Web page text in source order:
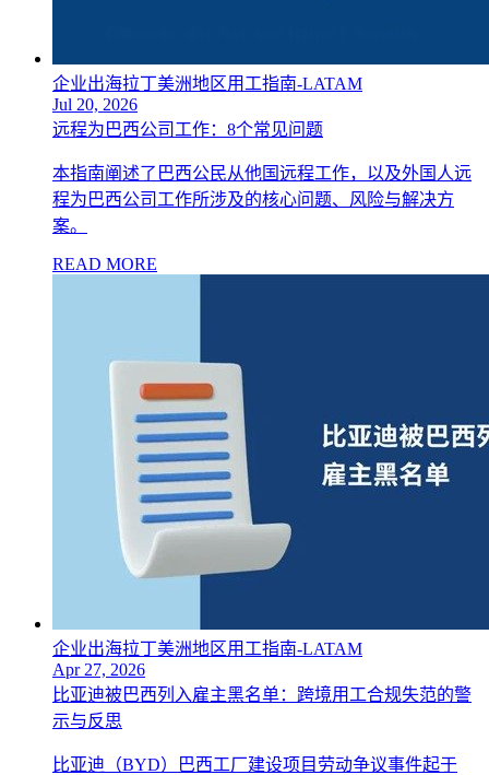
企业出海拉丁美洲地区用工指南-LATAM
Jul 20, 2026
远程为巴西公司工作：8个常见问题
本指南阐述了巴西公民从他国远程工作，以及外国人远
程为巴西公司工作所涉及的核心问题、风险与解决方
案。
READ MORE
企业出海拉丁美洲地区用工指南-LATAM
Apr 27, 2026
比亚迪被巴西列入雇主黑名单：跨境用工合规失范的警
示与反思
比亚迪（BYD）巴西工厂建设项目劳动争议事件起于